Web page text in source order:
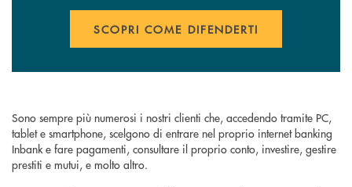
SCOPRI COME DIFENDERTI
Sono sempre più numerosi i nostri clienti che, accedendo tramite PC,
tablet e smartphone, scelgono di entrare nel proprio internet banking
Inbank e fare pagamenti, consultare il proprio conto, investire, gestire
prestiti e mutui, e molto altro.